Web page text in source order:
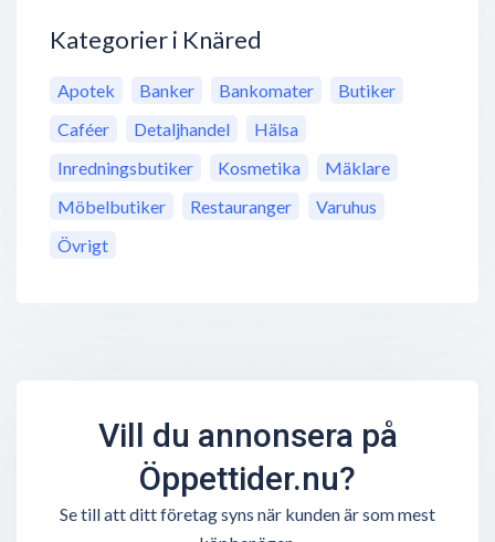
Kategorier i Knäred
Apotek Banker Bankomater
Butiker
Caféer
Detaljhandel
Hälsa
Inredningsbutiker
Kosmetika
Mäklare
Möbelbutiker
Restauranger
Varuhus
Övrigt
Vill du annonsera på
Öppettider.nu?
Se till att ditt företag syns när kunden är som mest